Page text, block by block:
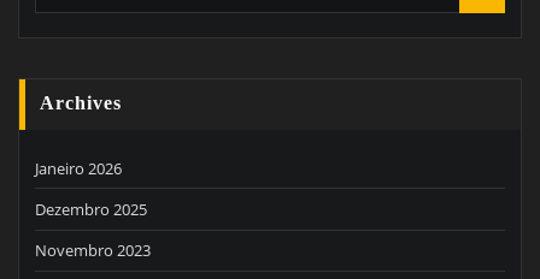
Archives
Janeiro 2026
Dezembro 2025
Novembro 2023